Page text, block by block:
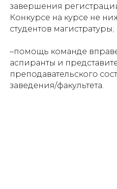
завершения
Конкурсе на курсе не
студентов магистратуры;
–помощь команде
аспиранты и
преподавательского
заведения/факультета.